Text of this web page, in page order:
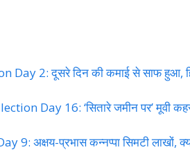
2: दूसरे दिन की कमाई से साफ हुआ, हिट
Day 16: ‘सितारे जमीन पर’ मूवी
अक्षय-प्रभास कन्नप्पा सिमटी लाखों,